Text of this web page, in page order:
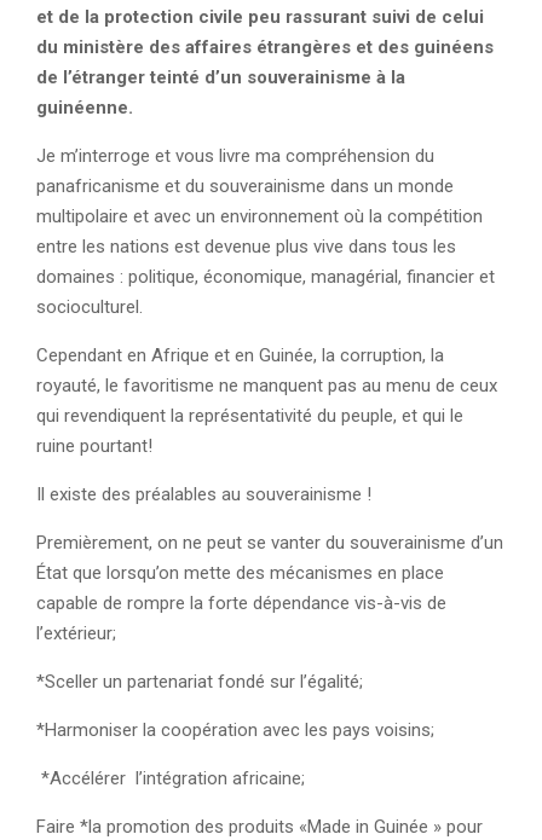
et de la protection civile peu rassurant suivi de celui
du ministère des affaires étrangères et des guinéens
de l’étranger teinté d’un souverainisme à la
guinéenne.
Je m’interroge et vous livre ma compréhension du
panafricanisme et du souverainisme dans un monde
multipolaire et avec un environnement où la compétition
entre les nations est devenue plus vive dans tous les
domaines : politique, économique, managérial, financier et
socioculturel.
Cependant en Afrique et en Guinée, la corruption, la
royauté, le favoritisme ne manquent pas au menu de ceux
qui revendiquent la représentativité du peuple, et qui le
ruine pourtant!
Il existe des préalables au souverainisme !
Premièrement, on ne peut se vanter du souverainisme d’un
État que lorsqu’on mette des mécanismes en place
capable de rompre la forte dépendance vis-à-vis de
l’extérieur;
*Sceller un partenariat fondé sur l’égalité;
*Harmoniser la coopération avec les pays voisins;
*Accélérer l’intégration africaine;
Faire *la promotion des produits «Made in Guinée » pour